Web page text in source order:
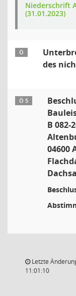
Niederschrift
(31.01.2023)
Ö
des
Ö 5
B 082-
04600
Letzte
11:01:10